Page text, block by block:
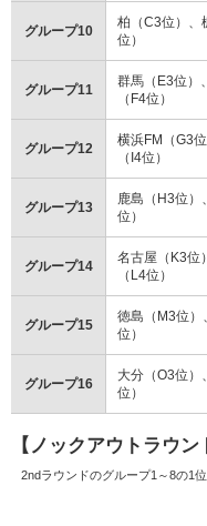
グループ10
柏（C3位）、
位）
グループ11
群馬（E3位）
（F4位）
グループ12
横浜FM（G3
（I4位）
グループ13
鹿島（H3位
位）
グループ14
名古屋（K3位
（L4位）
グループ15
徳島（M3位）
位）
グループ16
大分（O3位）
位）
【ノックアウトラウン
2ndラウンドのグループ1～8の1